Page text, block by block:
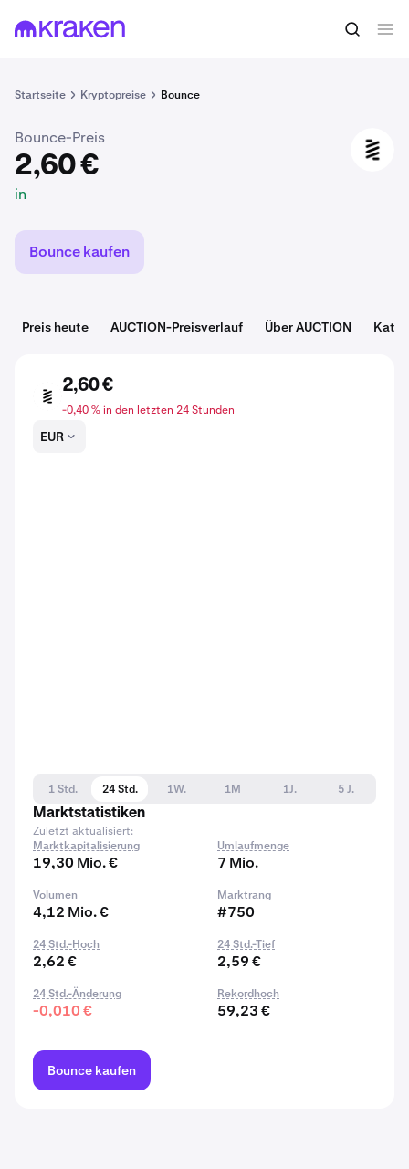
Startseite Kryptopreise Bounce
2,60 € AUCTION kaufen
Bounce-Preis
2,60 €
in
AUCTION
Bounce kaufen
Preis heute AUCTION-Preisverlauf Über AUCTION
AUCTION
2,60 €
-0,40 % in den letzten 24 Stunden
EUR
1 Std. 24 Std. 1W. 1M 1J.
5 J.
Marktstatistiken
Zuletzt aktualisiert:
Marktkapitalisierung
19,30 Mio. €
Umlaufmenge
7 Mio.
Volumen
4,12 Mio. €
Marktrang
#750
24 Std.-Hoch
2,62 €
24 Std.-Tief
2,59 €
24 Std.-Änderung
-0,010 €
Rekordhoch
59,23 €
Bounce kaufen